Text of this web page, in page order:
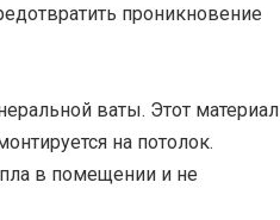
проникновение
ваты. Этот материал
на потолок.
в помещении и не